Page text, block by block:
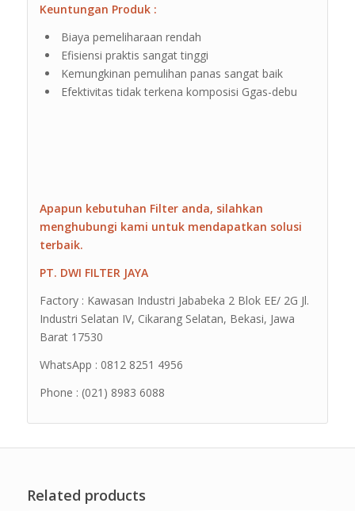
Keuntungan Produk :
Biaya pemeliharaan rendah
Efisiensi praktis sangat tinggi
Kemungkinan pemulihan panas sangat baik
Efektivitas tidak terkena komposisi Ggas-debu
Apapun kebutuhan Filter anda, silahkan
menghubungi kami untuk mendapatkan solusi
terbaik.
PT. DWI FILTER JAYA
Factory : Kawasan Industri Jababeka 2 Blok EE/ 2G Jl.
Industri Selatan IV, Cikarang Selatan, Bekasi, Jawa
Barat 17530
WhatsApp : 0812 8251 4956
Phone : (021) 8983 6088
Related products